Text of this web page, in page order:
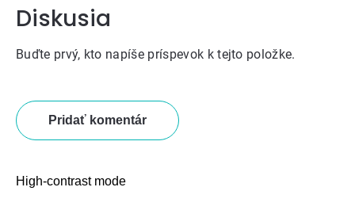
Diskusia
Buďte prvý, kto napíše príspevok k tejto položke.
Pridať komentár
High-contrast mode